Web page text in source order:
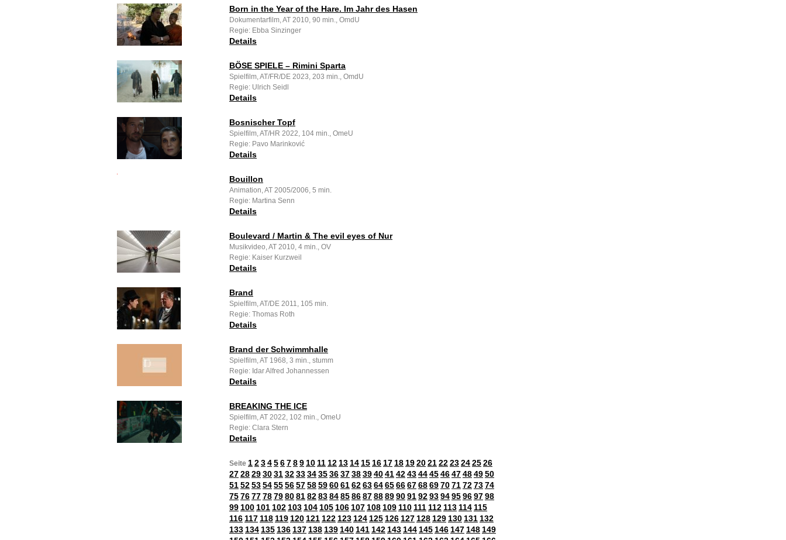
Born in the Year of the Hare. Im Jahr des Hasen
Dokumentarfilm, AT 2010, 90 min., OmdU
Regie: Ebba Sinzinger
Details
BÖSE SPIELE – Rimini Sparta
Spielfilm, AT/FR/DE 2023, 203 min., OmdU
Regie: Ulrich Seidl
Details
Bosnischer Topf
Spielfilm, AT/HR 2022, 104 min., OmeU
Regie: Pavo Marinković
Details
Bouillon
Animation, AT 2005/2006, 5 min.
Regie: Martina Senn
Details
Boulevard / Martin & The evil eyes of Nur
Musikvideo, AT 2010, 4 min., OV
Regie: Kaiser Kurzweil
Details
Brand
Spielfilm, AT/DE 2011, 105 min.
Regie: Thomas Roth
Details
Brand der Schwimmhalle
Spielfilm, AT 1968, 3 min., stumm
Regie: Idar Alfred Johannessen
Details
BREAKING THE ICE
Spielfilm, AT 2022, 102 min., OmeU
Regie: Clara Stern
Details
Seite 123456789 10 11 12 13 14 15 16 17 18 1920212223242526
272829303132333435363738394041424344454647484950
515253545556575859606162636465666768697071727374
757677787980818283848586878889909192939495969798
99 100 101 102 103 104 105 106 107 108 109 110 111 112 113 114 115
116 117 118 119 120 121 122 123 124 125 126 127 128 129 130 131 132
133 134 135 136 137 138 139 140 141 142 143 144 145 146 147 148 149